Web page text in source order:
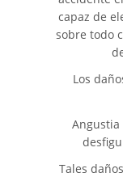
capaz de
sobre todo
Los
Tales